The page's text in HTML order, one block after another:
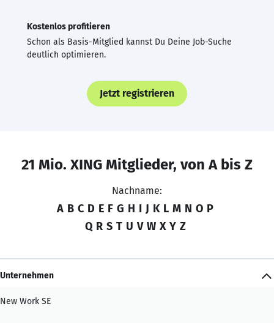
Kostenlos profitieren
Schon als Basis-Mitglied kannst Du Deine Job-Suche
deutlich optimieren.
Jetzt registrieren
21 Mio. XING Mitglieder, von A bis Z
Nachname:
A B C D E F G H I J K L M N O P
Q R S T U V W X Y Z
Unternehmen
New Work SE